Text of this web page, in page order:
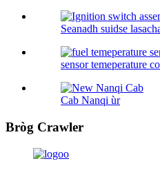
Seanadh suidse
sensor temeperature
Cab Nanqi ùr
Bròg Crawler